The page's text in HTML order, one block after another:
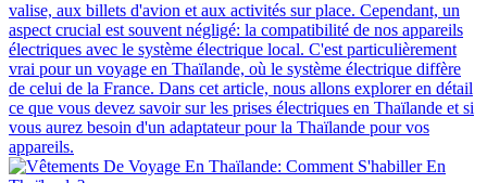
Articles les plus lus